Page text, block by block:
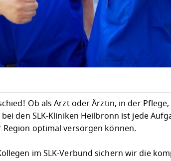
Ob als Arzt oder Ärztin, in der Pflege,
den SLK-Kliniken Heilbronn ist jede
optimal versorgen können.
im SLK-Verbund sichern wir die